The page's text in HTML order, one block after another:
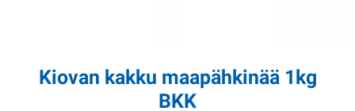
Kiovan kakku maapähkinää 1kg
BKK